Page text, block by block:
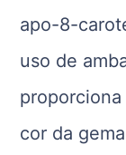
apo-8-
uso de
cor da